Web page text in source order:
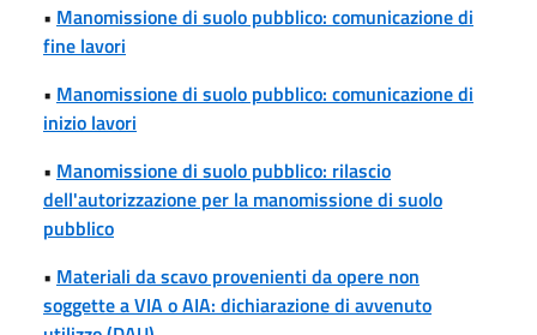
• Manomissione di suolo pubblico: comunicazione di
fine lavori
• Manomissione di suolo pubblico: comunicazione di
inizio lavori
• Manomissione di suolo pubblico: rilascio
dell'autorizzazione per la manomissione di suolo
pubblico
• Materiali da scavo provenienti da opere non
soggette a VIA o AIA: dichiarazione di avvenuto